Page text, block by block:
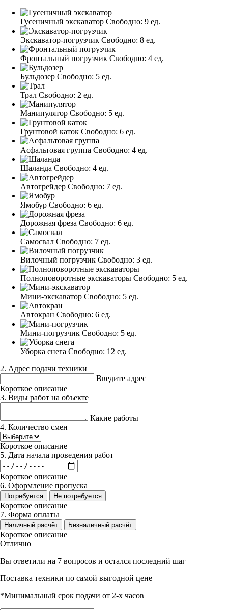
Гусеничный экскаватор Свободно: 9 ед.
Экскаватор-погрузчик Свободно: 8 ед.
Фронтальный погрузчик Свободно: 4 ед.
Бульдозер Свободно: 5 ед.
Трал Свободно: 2 ед.
Манипулятор Свободно: 5 ед.
Грунтовой каток Свободно: 6 ед.
Асфальтовая группа Свободно: 4 ед.
Шаланда Свободно: 4 ед.
Автогрейдер Свободно: 7 ед.
Ямобур Свободно: 6 ед.
Дорожная фреза Свободно: 6 ед.
Самосвал Свободно: 7 ед.
Вилочный погрузчик Свободно: 3 ед.
Полноповоротные экскаваторы Свободно: 5 ед.
Мини-экскаватор Свободно: 5 ед.
Автокран Свободно: 6 ед.
Мини-погрузчик Свободно: 5 ед.
Уборка снега Свободно: 12 ед.
2. Адрес подачи техники
Введите адрес
Короткое описание
3. Виды работ на объекте
Какие работы
4. Количество смен
Короткое описание
5. Дата начала проведения работ
Короткое описание
6. Оформление пропуска
Потребуется Не потребуется
Короткое описание
7. Форма оплаты
Наличный расчёт Безналичный расчёт
Короткое описание
Отлично
Вы ответили на 7 вопросов и остался последний шаг
Поставка техники по самой выгодной цене
*Минимальный срок подачи от 2-х часов